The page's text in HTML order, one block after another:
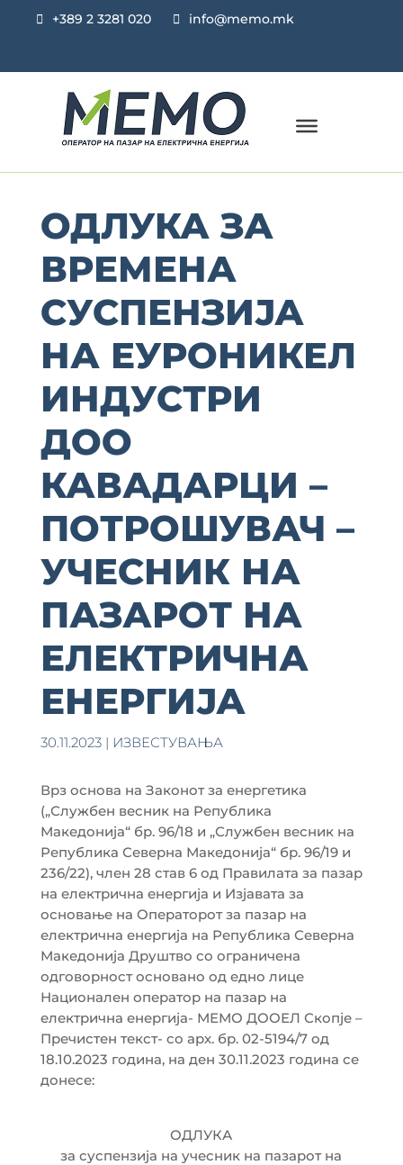
+389 2 3281 020 info@memo.mk
ОДЛУКА ЗА
ВРЕМЕНА
СУСПЕНЗИЈА
НА ЕУРОНИКЕЛ
ИНДУСТРИ
ДОО
КАВАДАРЦИ –
ПОТРОШУВАЧ –
УЧЕСНИК НА
ПАЗАРОТ НА
ЕЛЕКТРИЧНА
ЕНЕРГИЈА
30.11.2023| ИЗВЕСТУВАЊА
Врз основа на Законот за енергетика
(„Службен весник на Република
Македонија“ бр. 96/18 и „Службен весник на
Република Северна Македонија“ бр. 96/19 и
236/22), член 28 став 6 од Правилата за пазар
на електрична енергија и Изјавата за
основање на Операторот за пазар на
електрична енергија на Република Северна
Македонија Друштво со ограничена
одговорност основано од едно лице
Национален оператор на пазар на
електрична енергија- МЕМО ДООЕЛ Скопје –
Пречистен текст- со арх. бр. 02-5194/7 од
18.10.2023 година, на ден 30.11.2023 година се
донесе:
ОДЛУКА
за суспензија на учесник на пазарот на